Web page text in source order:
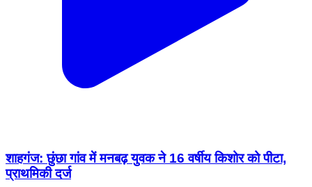
शाहगंज: छुंछा गांव में मनबढ़ युवक ने 16 वर्षीय किशोर को पीटा,
प्राथमिकी दर्ज